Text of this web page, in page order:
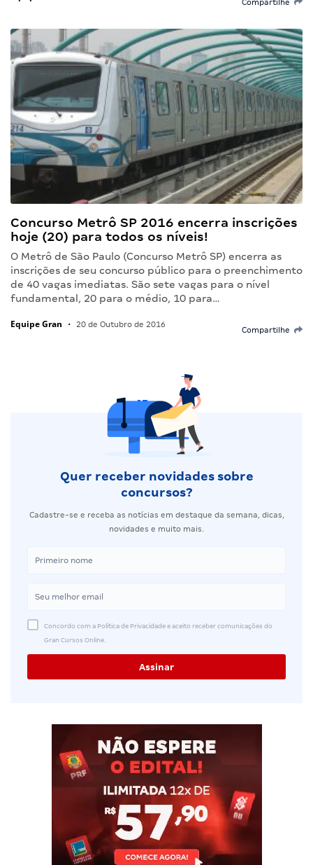
Compartilhe
Concurso Metrô SP 2016 encerra inscrições
hoje (20) para todos os níveis!
O Metrô de São Paulo (Concurso Metrô SP) encerra as
inscrições de seu concurso público para o preenchimento
de 40 vagas imediatas. São sete vagas para o nível
fundamental, 20 para o médio, 10 para…
Equipe Gran • 20 de Outubro de 2016
Compartilhe
Quer receber novidades sobre
concursos?
Cadastre-se e receba as notícias em destaque da semana, dicas,
novidades e muito mais.
Concordo com a Política de Privacidade e aceito receber comunicações do
Gran Cursos Online.